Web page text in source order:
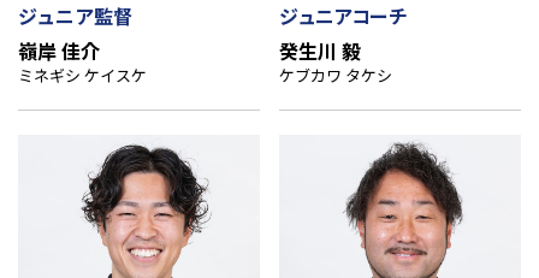
ジュニア監督
嶺岸 佳介
ミネギシ ケイスケ
ジュニアコーチ
癸生川 毅
ケブカワ タケシ